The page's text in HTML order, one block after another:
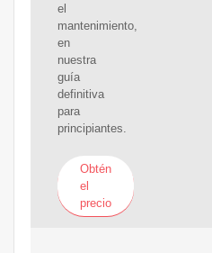
el
mantenimiento,
en
nuestra
guía
definitiva
para
principiantes.
Obtén
el
precio